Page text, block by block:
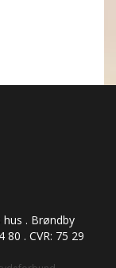
. Brøndby
. CVR: ​​​​​​75 29